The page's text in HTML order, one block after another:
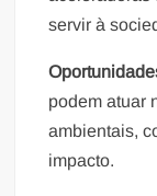
servir à
podem atuar
ambientais,
impacto.